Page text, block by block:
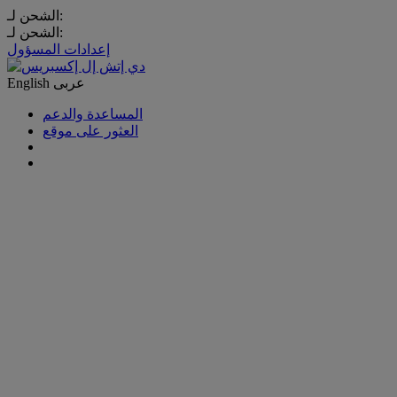
الشحن لـ:
الشحن لـ:
إعدادات المسؤول
English عربى
المساعدة والدعم
العثور على موقع